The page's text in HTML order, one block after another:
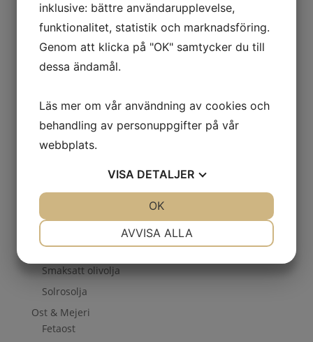
Kaffe & Dryck
Konfektyr
Kryddor & Smaksättare
Oliver
Kalamonoliver
Marinerade - Smaksatta oliver
Svarta oliver
Sesamolja
Smaksatt olivolja
Solrosolja
Ost & Mejeri
Fetaost
inklusive: bättre användarupplevelse,
funktionalitet, statistik och marknadsföring.
Genom att klicka på "OK" samtycker du till
dessa ändamål.
Läs mer om vår användning av cookies och
behandling av personuppgifter på vår
webbplats.
VISA DETALJER
MARKNADSFÖRING
AVVISA ALLA
OK